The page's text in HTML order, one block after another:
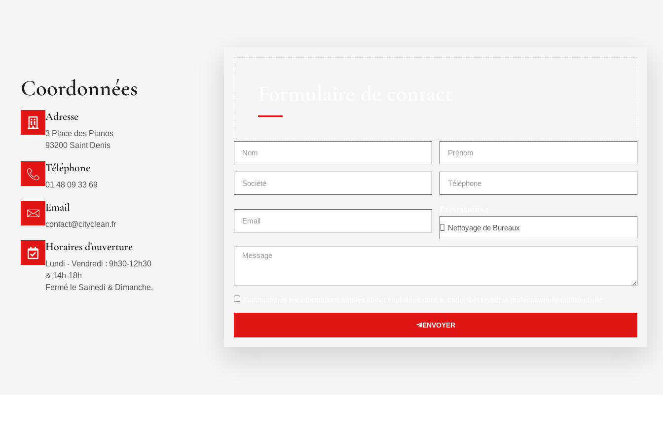
Coordonnées
Adresse
3 Place des Pianos
93200 Saint Denis
Téléphone
01 48 09 33 69
Email
contact@cityclean.fr
Horaires d'ouverture
Lundi - Vendredi : 9h30-12h30
& 14h-18h
Fermé le Samedi & Dimanche.
ENVOYER